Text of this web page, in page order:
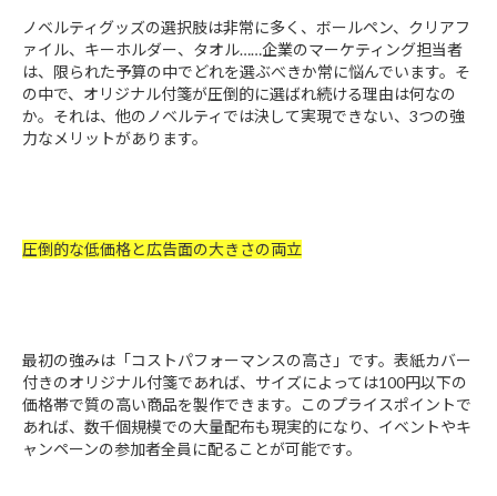
ノベルティグッズの選択肢は非常に多く、ボールペン、クリアフ
ァイル、キーホルダー、タオル……企業のマーケティング担当者
は、限られた予算の中でどれを選ぶべきか常に悩んでいます。そ
の中で、オリジナル付箋が圧倒的に選ばれ続ける理由は何なの
か。それは、他のノベルティでは決して実現できない、3つの強
力なメリットがあります。
圧倒的な低価格と広告面の大きさの両立
最初の強みは「コストパフォーマンスの高さ」です。表紙カバー
付きのオリジナル付箋であれば、サイズによっては100円以下の
価格帯で質の高い商品を製作できます。このプライスポイントで
あれば、数千個規模での大量配布も現実的になり、イベントやキ
ャンペーンの参加者全員に配ることが可能です。